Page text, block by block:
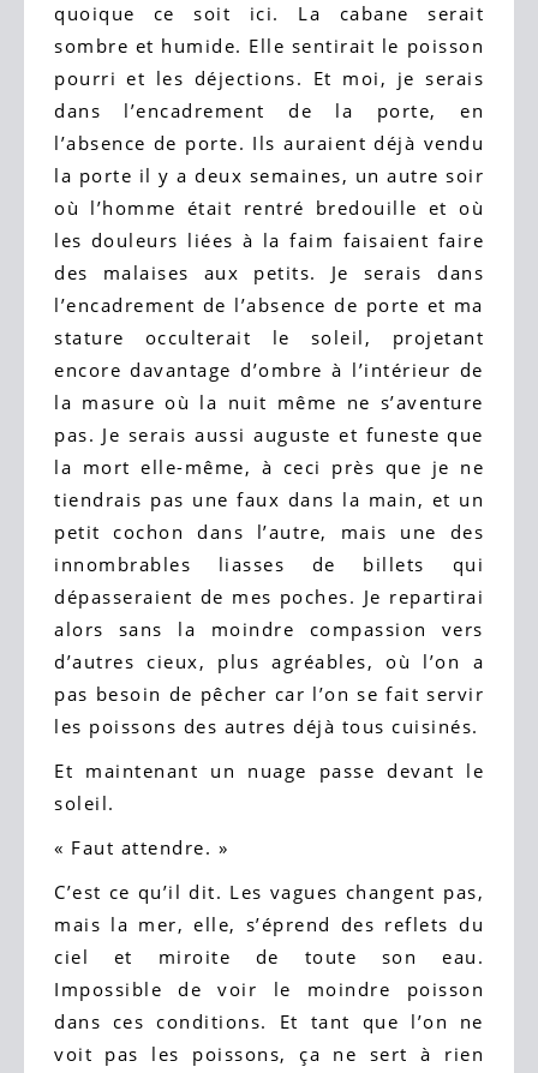
quoique ce soit ici. La cabane serait
sombre et humide. Elle sentirait le poisson
pourri et les déjections. Et moi, je serais
dans l’encadrement de la porte, en
l’absence de porte. Ils auraient déjà vendu
la porte il y a deux semaines, un autre soir
où l’homme était rentré bredouille et où
les douleurs liées à la faim faisaient faire
des malaises aux petits. Je serais dans
l’encadrement de l’absence de porte et ma
stature occulterait le soleil, projetant
encore davantage d’ombre à l’intérieur de
la masure où la nuit même ne s’aventure
pas. Je serais aussi auguste et funeste que
la mort elle-même, à ceci près que je ne
tiendrais pas une faux dans la main, et un
petit cochon dans l’autre, mais une des
innombrables liasses de billets qui
dépasseraient de mes poches. Je repartirai
alors sans la moindre compassion vers
d’autres cieux, plus agréables, où l’on a
pas besoin de pêcher car l’on se fait servir
les poissons des autres déjà tous cuisinés.
Et maintenant un nuage passe devant le
soleil.
« Faut attendre. »
C’est ce qu’il dit. Les vagues changent pas,
mais la mer, elle, s’éprend des reflets du
ciel et miroite de toute son eau.
Impossible de voir le moindre poisson
dans ces conditions. Et tant que l’on ne
voit pas les poissons, ça ne sert à rien